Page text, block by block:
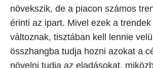
növekszik, de a piacon számos
érinti az ipart. Mivel ezek a
változnak, tisztában kell lennie
összhangba tudja hozni azokat a
növelni tudja az eladásokat,